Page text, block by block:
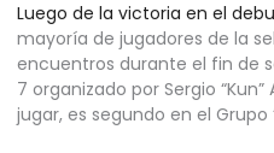
Luego de la victoria en el
mayoría de jugadores de la
encuentros durante el fin de
7 organizado por Sergio
jugar, es segundo en el Grupo